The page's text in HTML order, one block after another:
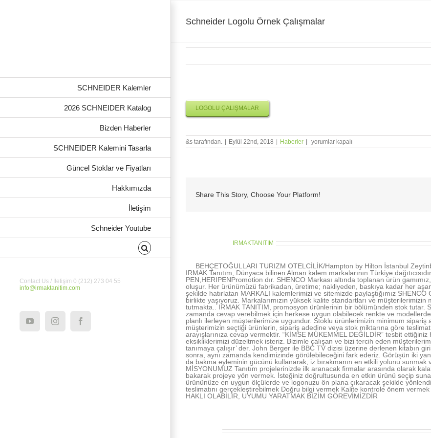
SCHNEIDER Kalemler
2026 SCHNEIDER Katalog
Bizden Haberler
SCHNEIDER Kalemini Tasarla
Güncel Stoklar ve Fiyatları
Hakkımızda
İletişim
Schneider Youtube
Contact Us / İletişim 0 (212) 273 04 55
info@irmaktanitim.com
YouTubeInstagramFacebook
Schneider Logolu Örnek Çalışmalar
LOGOLU ÇALIŞMALAR
&s tarafından. Eylül 22nd, 2018 Haberler
Schneider
Logolu
yorumlar kapalı
Share This Story, Choose Your Platform!
IRMAKTANITIM
BEHÇETOĞULLARI TURIZM OTELCİLİK/Hampton by Hilton İstanbul
IRMAK Tanıtım, Dünyaca bilinen Alman kalem markalarının Türkiye
PEN,HERIPENPromotion dır. SHENCO Markası altında toplanan ürün
oluşur. Her ürünümüzü fabrikadan, üretime; nakliyeden, baskıya kadar her
şekilde hatırlatan MARKALI kalemlerimizi ve sitemizde paylaştığımız
birlikte yaşıyoruz. Markalarımızın yüksek kalite standartları ve
tutmakta.. IRMAK TANITIM, promosyon ürünlerinin bir bölümünden stok tutar.
zamanda cevap verebilmek için herkese uygun olabilecek renkte ve
planlı ilerleyen müşterilerimize uygundur. Stoklu ürünlerimizin minimum
müşterimizin seçtiği ürünlerin, sipariş adedine veya stok miktarına göre
arayışlarınıza cevap vermektir. “KİMSE MÜKEMMEL DEĞİLDİR” tesbit
eksikliklerimizi düzeltmek isteriz. Bizimle çalışan ve bizi tercih eden
tanımaya çalışır’ der. John Berger ile BBC TV dizisi üzerine derlenen kitabın
sonra, aynı zamanda kendimizinde görülebileceğini fark ederiz. Görüşün iki
da bakma eyleminin gücünü kullanarak, iz bırakmanın en etkili yolunu
MİSYONUMUZ Tanıtım projelerinizde ilk aranacak firmalar arasında olarak
bakarak projeye yön vermek. İsteğiniz doğrultusunda en etkin ürünü seçip
ürününüze en uygun ölçülerde ve logonuzu ön plana çıkaracak şekilde
teslimatını gerçekleştirebilmek Doğru bilgi vermek Kalite kontrole önem
HAKLI OLABİLİR, UYUMU YARATMAK BİZİM GÖREVİMİZDİR